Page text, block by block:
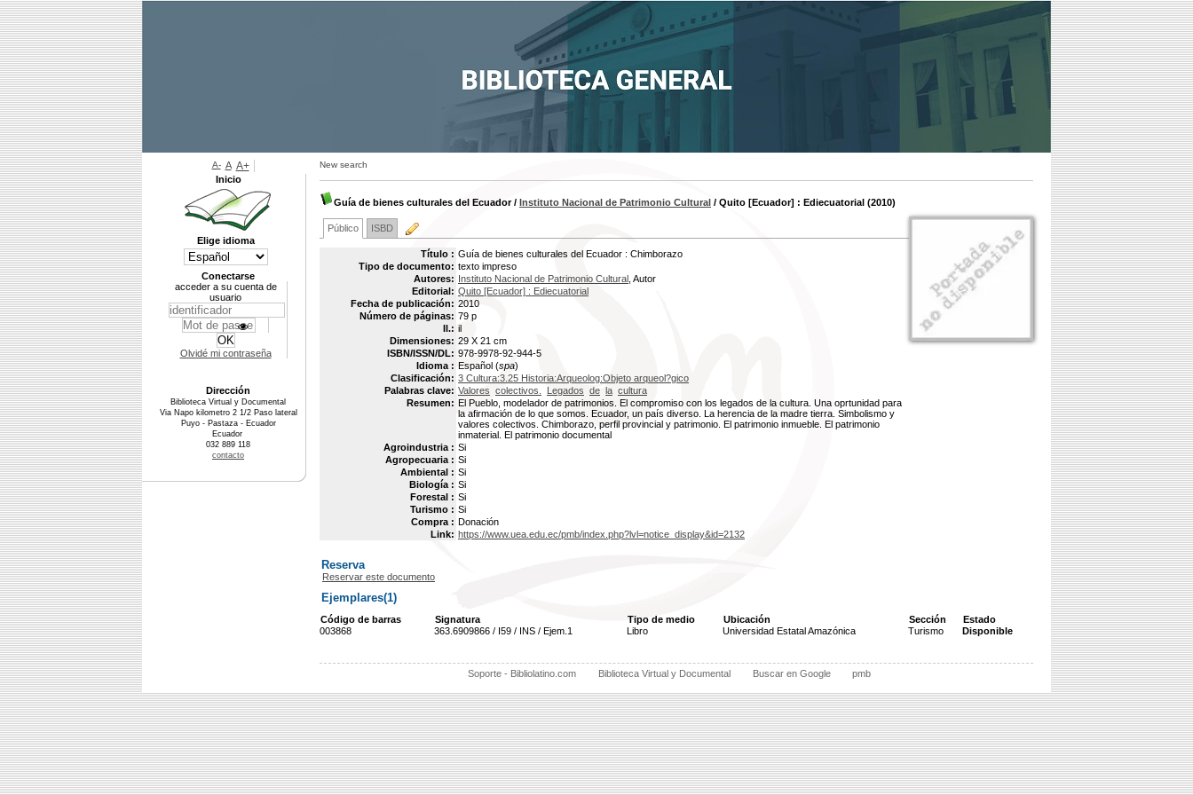
New search
Guía de bienes culturales del Ecuador/ Instituto Nacional de Patrimonio Cultural / Quito [Ecuador] : Ediecuatorial (2010)
Público ISBD
Título : Guía de bienes culturales del Ecuador : Chimborazo
Tipo de documento: texto impreso
Autores: Instituto Nacional de Patrimonio Cultural , Autor
Editorial: Quito [Ecuador] : Ediecuatorial
Fecha de publicación: 2010
Número de páginas: 79 p
Il.: il
Dimensiones: 29 X 21 cm
ISBN/ISSN/DL: 978-9978-92-944-5
Idioma : Español (spa)
Clasificación: 3 Cultura:3.25 Historia:Arqueolog:Objeto arqueol?gico
Palabras clave: Valores colectivos. Legados de la cultura
Resumen: El Pueblo, modelador de patrimonios. El compromiso con los legados de la cultura. Una oprtunidad para
la afirmación de lo que somos. Ecuador, un país diverso. La herencia de la madre tierra. Simbolismo y
valores colectivos. Chimborazo, perfil provincial y patrimonio. El patrimonio inmueble. El patrimonio
inmaterial. El patrimonio documental
Agroindustria : Si
Agropecuaria : Si
Ambiental : Si
Biología : Si
Forestal : Si
Turismo : Si
Compra : Donación
Link: https://www.uea.edu.ec/pmb/index.php?lvl=notice_display&id=2132
Reserva
Reservar este documento
Ejemplares(1)
Código de barras Signatura Tipo de medio Ubicación Sección
Estado
003868
363.6909866 / I59 / INS / Ejem.1 Libro Universidad Estatal Amazónica Turismo Disponible
Soporte - Bibliolatino.com Biblioteca Virtual y Documental Buscar en Google pmb
A- A A+
Inicio
Elige idioma
Conectarse
acceder a su cuenta de
usuario
Olvidé mi contraseña
Dirección
Biblioteca Virtual y Documental
Via Napo kilometro 2 1/2 Paso lateral
Puyo - Pastaza - Ecuador
Ecuador
032 889 118
contacto